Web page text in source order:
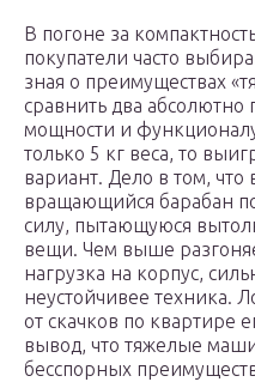
В погоне за
покупатели часто
зная о преимуществах
сравнить два
мощности и
только 5 кг веса, то
вариант. Дело в том, что
вращающийся барабан
силу, пытающуюся
вещи. Чем выше
нагрузка на корпус,
неустойчивее техника.
от скачков по квартире
вывод, что тяжелые
бесспорных